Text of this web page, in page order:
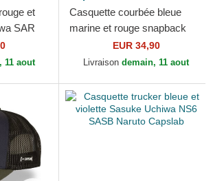
et
SAR
11 aout
Casquette courbée bleue
marine et rouge snapback
Akatsuki NS7 RCA Naruto
Capslab
EUR 34,90
Livraison demain, 11 aout